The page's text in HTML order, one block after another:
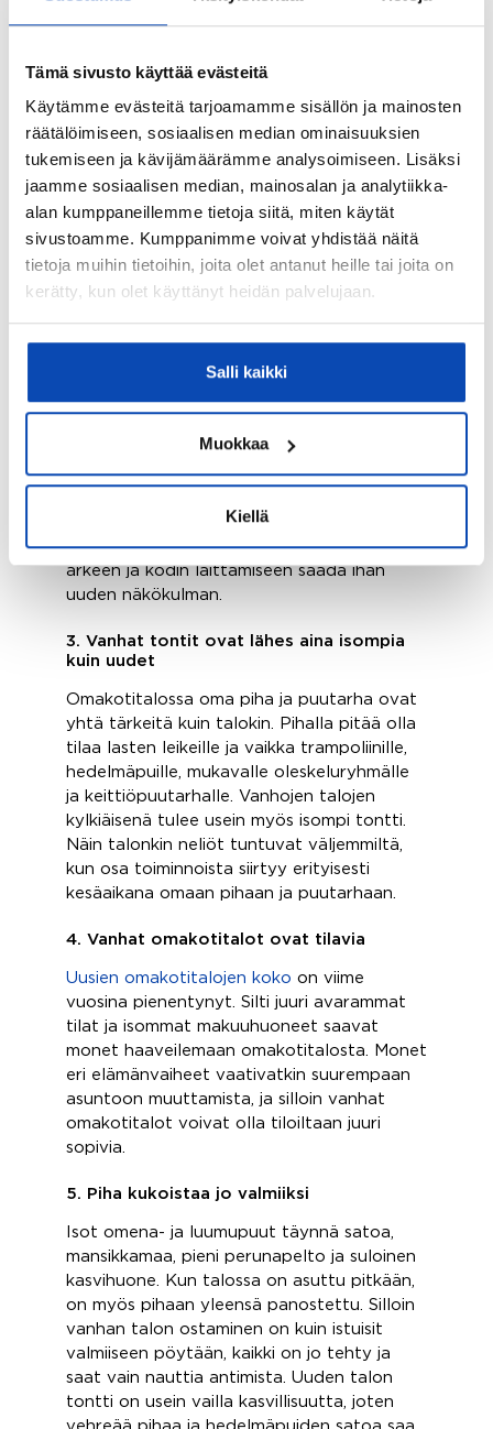
Tämä sivusto käyttää evästeitä
Käytämme evästeitä tarjoamamme sisällön ja mainosten
räätälöimiseen, sosiaalisen median ominaisuuksien
tukemiseen ja kävijämäärämme analysoimiseen. Lisäksi
jaamme sosiaalisen median, mainosalan ja analytiikka-
alan kumppaneillemme tietoja siitä, miten käytät
sivustoamme. Kumppanimme voivat yhdistää näitä
tietoja muihin tietoihin, joita olet antanut heille tai joita on
kerätty, kun olet käyttänyt heidän palvelujaan.
Salli kaikki
Muokkaa
Kiellä
Vanhaa taloa remontoimalla saa
nykyaikaiseen talotekniikkaan. Ajan patina
säilyy, ja remontoimalla saat kuitenkin
uudistettua kylpyhuoneen ja vaikka
lämmitysjärjestelmän sekä muutettua
lisäämällä seiniä. Säilytä myös vanhaa aina
kuin mahdollista, esimerkiksi vanhat ikkunat
voivat kaivata vain kunnostamista, ei aina
vaihtamista.
Vanhemmissa taloissa on eittämättä
kodikasta ja ainutlaatuista fiilistä – sitä
jäljitellä. Jos vanhemmat talot ja menneiden
vuosikymmenien arkkitehtuuri vetoavat, voi
kodiksi olla hyvin palkitseva valinta. Vanhan
talon kiireettömässä tunnelmassa voi
arkeen ja kodin laittamiseen saada ihan
uuden näkökulman.
3. Vanhat tontit ovat lähes aina isompia
kuin uudet
Omakotitalossa oma piha ja puutarha ovat
yhtä tärkeitä kuin talokin. Pihalla pitää olla
tilaa lasten leikeille ja vaikka trampoliinille,
hedelmäpuille, mukavalle oleskeluryhmälle
ja keittiöpuutarhalle. Vanhojen talojen
kylkiäisenä tulee usein myös isompi tontti.
Näin talonkin neliöt tuntuvat väljemmiltä,
kun osa toiminnoista siirtyy erityisesti
kesäaikana omaan pihaan ja puutarhaan.
4. Vanhat omakotitalot ovat tilavia
Uusien omakotitalojen koko on viime
vuosina pienentynyt. Silti juuri avarammat
tilat ja isommat makuuhuoneet saavat
monet haaveilemaan omakotitalosta. Monet
eri elämänvaiheet vaativatkin suurempaan
asuntoon muuttamista, ja silloin vanhat
omakotitalot voivat olla tiloiltaan juuri
sopivia.
5. Piha kukoistaa jo valmiiksi
Isot omena- ja luumupuut täynnä satoa,
mansikkamaa, pieni perunapelto ja suloinen
kasvihuone. Kun talossa on asuttu pitkään,
on myös pihaan yleensä panostettu. Silloin
vanhan talon ostaminen on kuin istuisit
valmiiseen pöytään, kaikki on jo tehty ja
saat vain nauttia antimista. Uuden talon
tontti on usein vailla kasvillisuutta, joten
vehreää pihaa ja hedelmäpuiden satoa saa